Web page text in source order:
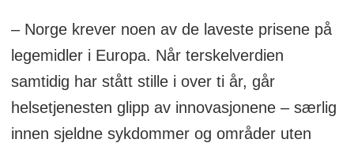
– Norge krever noen av de laveste prisene på
legemidler i Europa. Når terskelverdien
samtidig har stått stille i over ti år, går
helsetjenesten glipp av innovasjonene – særlig
innen sjeldne sykdommer og områder uten